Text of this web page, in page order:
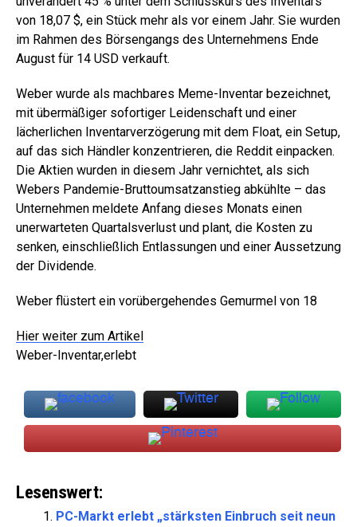
von 18,07 $, ein Stück mehr als vor einem Jahr. Sie wurden
im Rahmen des Börsengangs des Unternehmens Ende
August für 14 USD verkauft.
Weber wurde als machbares Meme-Inventar bezeichnet,
mit übermäßiger sofortiger Leidenschaft und einer
lächerlichen Inventarverzögerung mit dem Float, ein Setup,
auf das sich Händler konzentrieren, die Reddit einpacken.
Die Aktien wurden in diesem Jahr vernichtet, als sich
Webers Pandemie-Bruttoumsatzanstieg abkühlte – das
Unternehmen meldete Anfang dieses Monats einen
unerwarteten Quartalsverlust und plant, die Kosten zu
senken, einschließlich Entlassungen und einer Aussetzung
der Dividende.
Weber flüstert ein vorübergehendes Gemurmel von 18
Hier weiter zum Artikel
Weber-Inventar,erlebt
Lesenswert:
PC-Markt erlebt „stärksten Einbruch seit neun